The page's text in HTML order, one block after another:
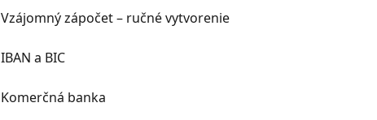
Vzájomný zápočet – ručné vytvorenie
IBAN a BIC
Komerčná banka